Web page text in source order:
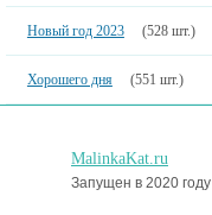
Новый год 2023 (528 шт.)
Хорошего дня (551 шт.)
MalinkaKat.ru
Запущен в 2020 году